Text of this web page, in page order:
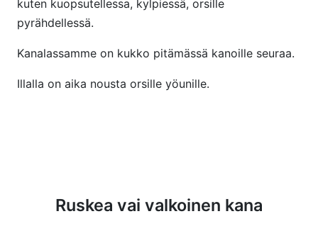
kuten kuopsutellessa, kylpiessä, orsille
pyrähdellessä.
Kanalassamme on kukko pitämässä kanoille seuraa.
Illalla on aika nousta orsille yöunille.
Ruskea vai valkoinen kana